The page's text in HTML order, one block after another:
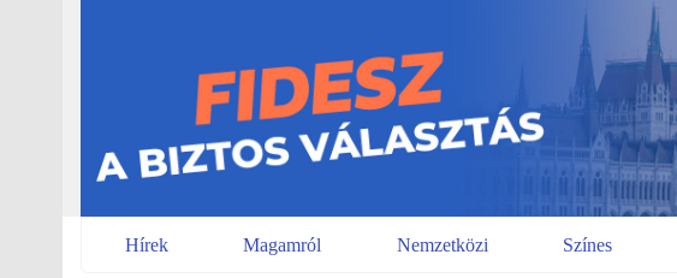
Hírek Magamról Nemzetközi Színes